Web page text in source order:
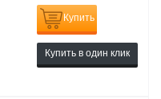
Купить
Купить в один клик